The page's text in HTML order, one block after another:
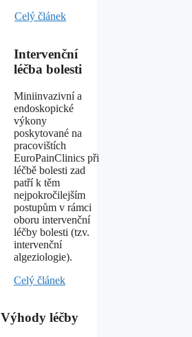
Celý článek
Intervenční
léčba bolesti
Miniinvazivní a
endoskopické
výkony
poskytované na
pracovištích
EuroPainClinics při
léčbě bolesti zad
patří k těm
nejpokročilejším
postupům v rámci
oboru intervenční
léčby bolesti (tzv.
intervenční
algeziologie).
Celý článek
Výhody léčby